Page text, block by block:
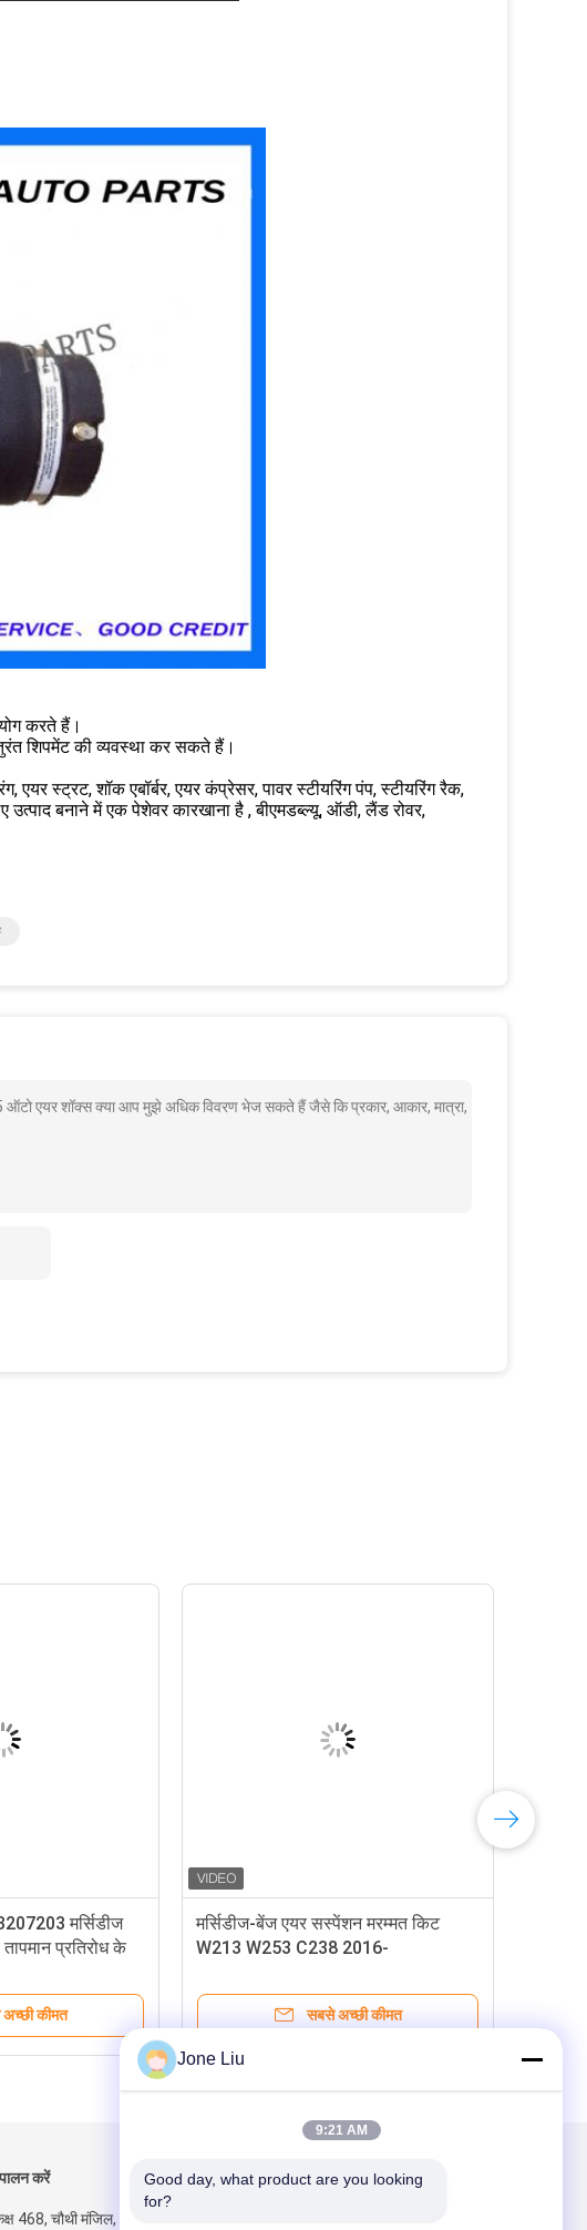
करते हैं।
शिपमेंट की व्यवस्था कर सकते हैं।
स्ट्रट, शॉक एबॉर्बर, एयर कंप्रेसर, पावर स्टीयरिंग पंप, स्टीयरिंग रैक,
बनाने में एक पेशेवर कारखाना है , बीएमडब्ल्यू, ऑडी, लैंड रोवर,
ऑटो एयर शॉक्स क्या आप मुझे अधिक विवरण भेज सकते हैं जैसे कि प्रकार, आकार, मात्रा,
मर्सिडीज
प्रतिरोध के
कीमत
मर्सिडीज-बेंज एयर सस्पेंशन मरम्मत किट
W213 W253 C238 2016-
ब्लॉक के लिए
सबसे अच्छी कीमत
करें
468, चौथी मंजिल, भवन 2,
हमें मेल करें
Jone Liu
9:21 AM
Good day, what product are you looking
for?